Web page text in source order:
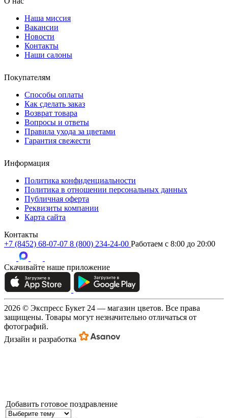
Наша миссия
Вакансии
Новости
Контакты
Наши салоны
Покупателям
Способы оплаты
Как сделать заказ
Возврат товара
Вопросы и ответы
Правила ухода за цветами
Гарантия свежести
Информация
Политика конфиденциальности
Политика в отношении персональных данных
Публичная оферта
Реквизиты компании
Карта сайта
Контакты
+7 (8452) 68-07-07 8 (800) 234-24-00 Работаем c 8:00 до 20:00
Скачивайте наше приложение
2026 © Экспресс Букет 24 — магазин цветов. Все права
защищены. Товары могут незначительно отличаться от
фотографий.
Дизайн и разработка
Добавить готовое поздравление